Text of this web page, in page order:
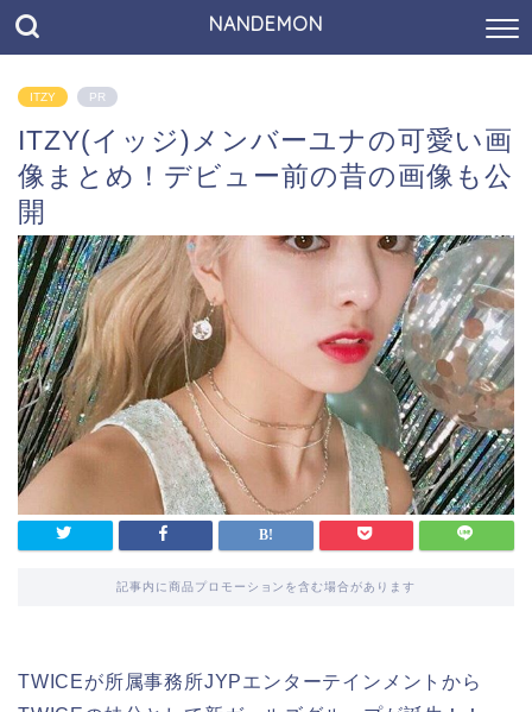
NANDEMON
ITZY PR
ITZY(イッジ)メンバーユナの可愛い画
像まとめ！デビュー前の昔の画像も公
開
記事内に商品プロモーションを含む場合があります
TWICEが所属事務所JYPエンターテインメントから